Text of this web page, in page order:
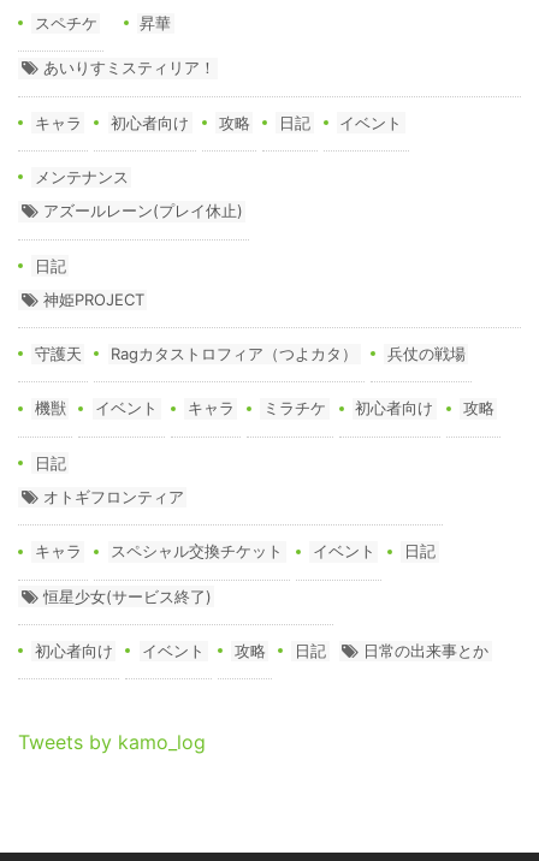
スペチケ 昇華
あいりすミスティリア！
キャラ 初心者向け 攻略 日記 イベント
メンテナンス
アズールレーン(プレイ休止)
日記
神姫PROJECT
守護天 Ragカタストロフィア（つよカタ） 兵仗の戦場
機獣 イベント キャラ ミラチケ 初心者向け 攻略
日記
オトギフロンティア
キャラ スペシャル交換チケット イベント 日記
恒星少女(サービス終了)
初心者向け イベント 攻略 日記 日常の出来事とか
Tweets by kamo_log